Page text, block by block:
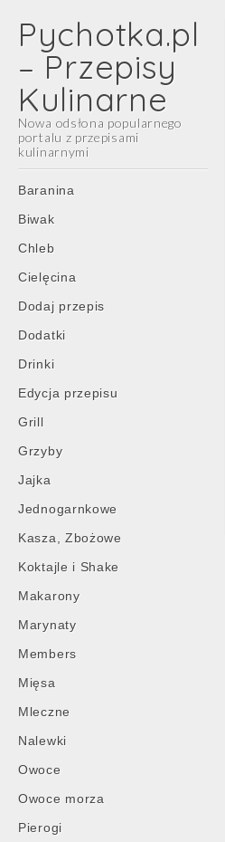
Pychotka.pl
– Przepisy
Kulinarne
Nowa odsłona popularnego
portalu z przepisami
kulinarnymi
Main
menu
Skip
content
Baranina
Biwak
Chleb
Cielęcina
Dodaj przepis
Dodatki
Drinki
Edycja przepisu
Grill
Grzyby
Jajka
Jednogarnkowe
Kasza, Zbożowe
Koktajle i Shake
Makarony
Marynaty
Members
Mięsa
Mleczne
Nalewki
Owoce
Owoce morza
Pierogi